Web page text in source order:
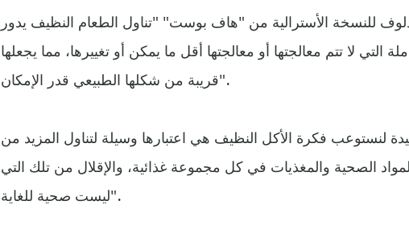
للنسخة الأسترالية من "هاف بوست" "تناول الطعام النظيف يدور
التي لا تتم معالجتها أو معالجتها أقل ما يمكن أو تغييرها، مما يجعلها
قريبة من شكلها الطبيعي قدر الإمكان".
لنستوعب فكرة الأكل النظيف هي اعتبارها وسيلة لتناول المزيد من
الصحية والمغذيات في كل مجموعة غذائية، والإقلال من تلك التي
ليست صحية للغاية".